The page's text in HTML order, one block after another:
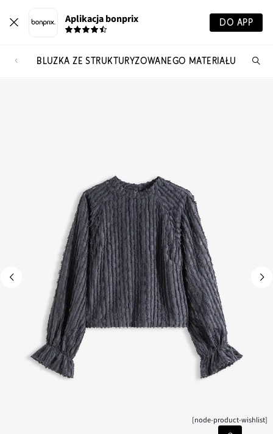
Aplikacja bonprix DO APP
BLUZKA ZE STRUKTURYZOWANEGO MATERIAŁU
[node-product-wishlist]